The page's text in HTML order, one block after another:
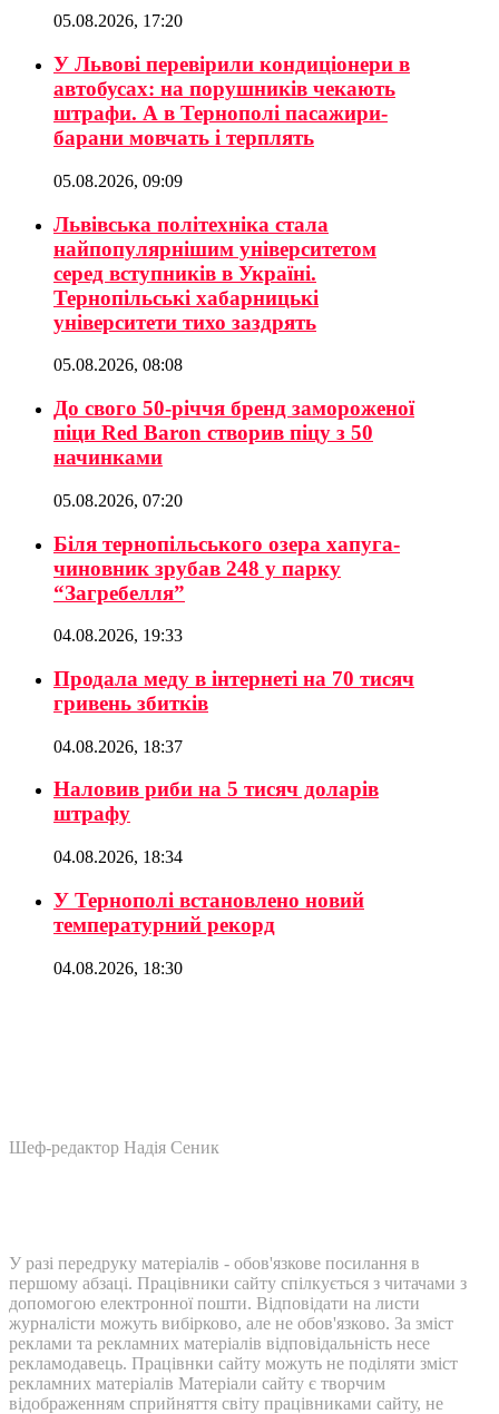
05.08.2026, 17:20
У Львові перевірили кондиціонери в
автобусах: на порушників чекають
штрафи. А в Тернополі пасажири-
барани мовчать і терплять
05.08.2026, 09:09
Львівська політехніка стала
найпопулярнішим університетом
серед вступників в Україні.
Тернопільські хабарницькі
університети тихо заздрять
05.08.2026, 08:08
До свого 50-річчя бренд замороженої
піци Red Baron створив піцу з 50
начинками
05.08.2026, 07:20
Біля тернопільського озера хапуга-
чиновник зрубав 248 у парку
“Загребелля”
04.08.2026, 19:33
Продала меду в інтернеті на 70 тисяч
гривень збитків
04.08.2026, 18:37
Наловив риби на 5 тисяч доларів
штрафу
04.08.2026, 18:34
У Тернополі встановлено новий
температурний рекорд
04.08.2026, 18:30
Шеф-редактор Надія Сеник
У разі передруку матеріалів - обов'язкове посилання в
першому абзаці. Працівники сайту спілкується з читачами з
допомогою електронної пошти. Відповідати на листи
журналісти можуть вибірково, але не обов'язково. За зміст
реклами та рекламних матеріалів відповідальність несе
рекламодавець. Працівнки сайту можуть не поділяти зміст
рекламних матеріалів Матеріали сайту є творчим
відображенням сприйняття світу працівниками сайту, не